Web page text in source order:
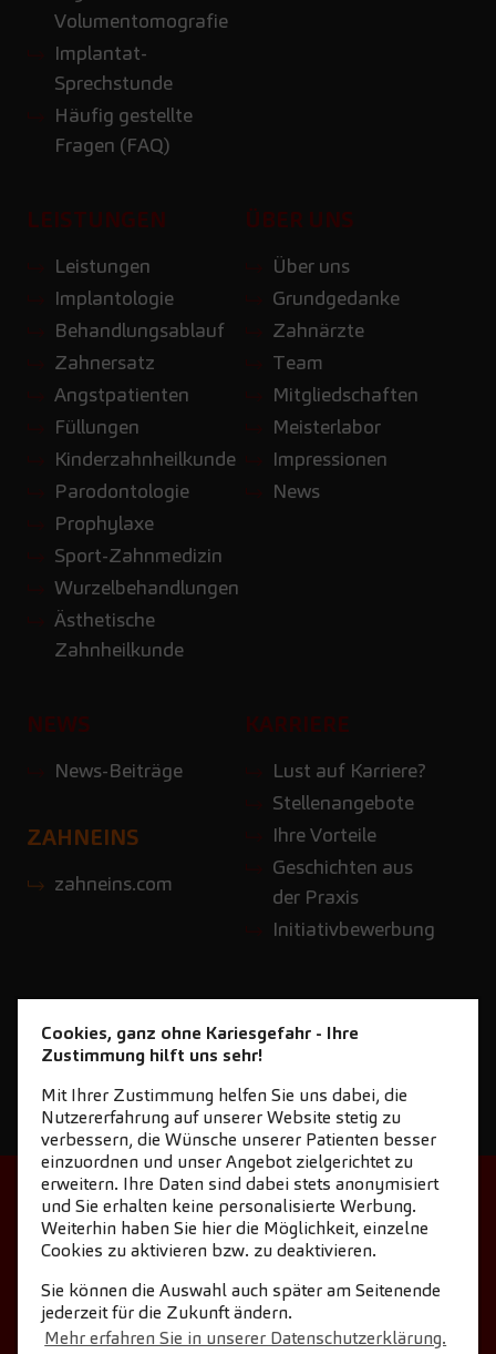
Volumentomografie
Implantat-
Sprechstunde
Häufig gestellte
Fragen (FAQ)
LEISTUNGEN
Leistungen
Implantologie
Behandlungsablauf
Zahnersatz
Angstpatienten
Füllungen
Kinderzahnheilkunde
Parodontologie
Prophylaxe
Sport-Zahnmedizin
Wurzelbehandlungen
Ästhetische
Zahnheilkunde
ÜBER UNS
Über uns
Grundgedanke
Zahnärzte
Team
Mitgliedschaften
Meisterlabor
Impressionen
News
NEWS
News-Beiträge
KARRIERE
Lust auf Karriere?
Stellenangebote
Ihre Vorteile
Geschichten aus
der Praxis
Initiativbewerbung
ZAHNEINS
zahneins.com
STARTSEITE
KONTAKT
NEWSLETTER DOWNLOAD
COOKIE-EINSTELLUNGEN
IMPRESSUM
DATENSCHUTZ
Cookies, ganz ohne Kariesgefahr - Ihre
Zustimmung hilft uns sehr!
Mit Ihrer Zustimmung helfen Sie uns dabei, die
Nutzererfahrung auf unserer Website stetig zu
verbessern, die Wünsche unserer Patienten besser
einzuordnen und unser Angebot zielgerichtet zu
erweitern. Ihre Daten sind dabei stets anonymisiert
und Sie erhalten keine personalisierte Werbung.
Weiterhin haben Sie hier die Möglichkeit, einzelne
Cookies zu aktivieren bzw. zu deaktivieren.
Sie können die Auswahl auch später am Seitenende
jederzeit für die Zukunft ändern.
Mehr erfahren Sie in unserer Datenschutzerklärung.